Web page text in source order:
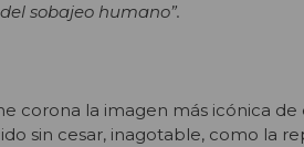
sobajeo humano”.
corona la imagen más icónica
sin cesar, inagotable, como la